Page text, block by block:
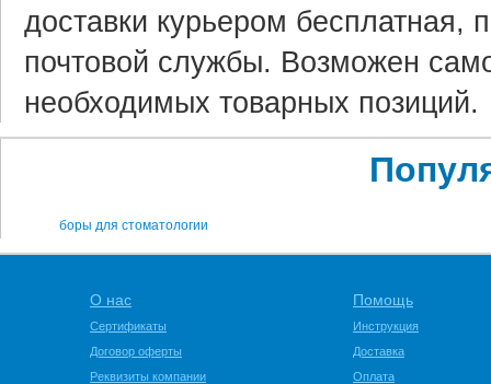
доставки курьером
почтовой службы. Возможен
необходимых товарных позиций.
боры для стоматологии
О нас
Сертификаты
Договор оферты
Реквизиты компании
Помощь
Инструкция
Доставка
Оплата